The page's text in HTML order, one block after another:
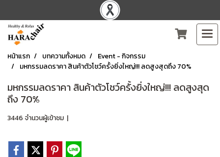
หน้าแรก บทความทั้งหมด
Event - กิจกรรม
มหกรรมลดราคา สินค้าตัวโชว์ครั้งยิ่งใหญ่!!! ลดสูงสุดถึง 70%
มหกรรมลดราคา สินค้าตัวโชว์ครั้งยิ่งใหญ่!!! ลดสูงสุด
ถึง 70%
3446 จำนวนผู้เข้าชม |